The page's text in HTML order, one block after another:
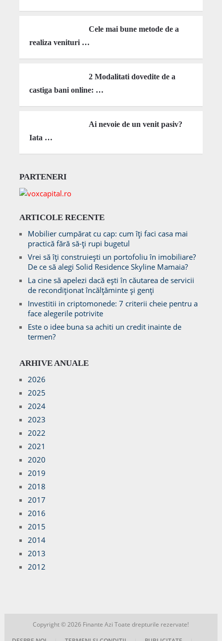
Cele mai bune metode de a
realiza venituri …
2 Modalitati dovedite de a
castiga bani online: …
Ai nevoie de un venit pasiv?
Iata …
PARTENERI
ARTICOLE RECENTE
Mobilier cumpărat cu cap: cum îți faci casa mai
practică fără să-ți rupi bugetul
Vrei să îți construiești un portofoliu în imobiliare?
De ce să alegi Solid Residence Skyline Mamaia?
La cine să apelezi dacă ești în căutarea de servicii
de recondiționat încălțăminte și genți
Investitii in criptomonede: 7 criterii cheie pentru a
face alegerile potrivite
Este o idee buna sa achiti un credit inainte de
termen?
ARHIVE ANUALE
2026
2025
2024
2023
2022
2021
2020
2019
2018
2017
2016
2015
2014
2013
2012
Copyright © 2026 Finante AziToate drepturile rezervate!